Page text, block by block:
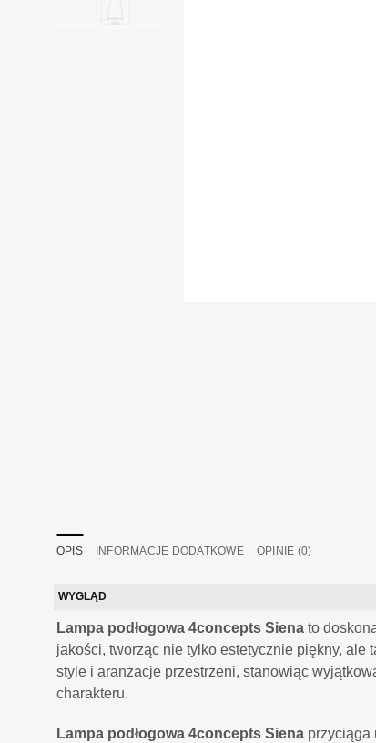
OPIS INFORMACJE DODATKOWE OPINIE (0)
WYGLĄD
Lampa podłogowa 4concepts Siena to
jakości, tworząc nie tylko estetycznie piękny, ale
style i aranżacje przestrzeni, stanowiąc
charakteru.
Lampa podłogowa 4concepts Siena przyciąga